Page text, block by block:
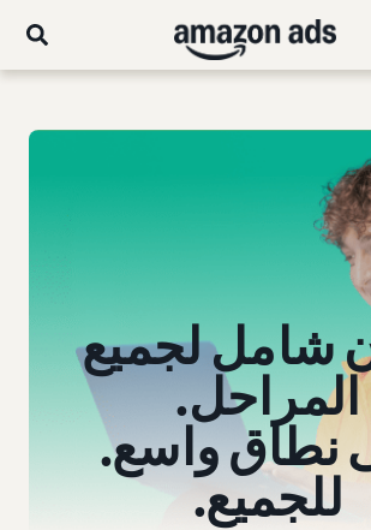
شامل لجميع
المراحل.
نطاق واسع.
للجميع.